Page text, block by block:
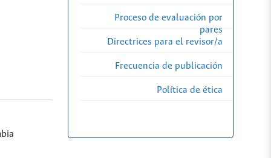
Proceso de evaluación por
pares
Directrices para el revisor/a
Frecuencia de publicación
Política de ética